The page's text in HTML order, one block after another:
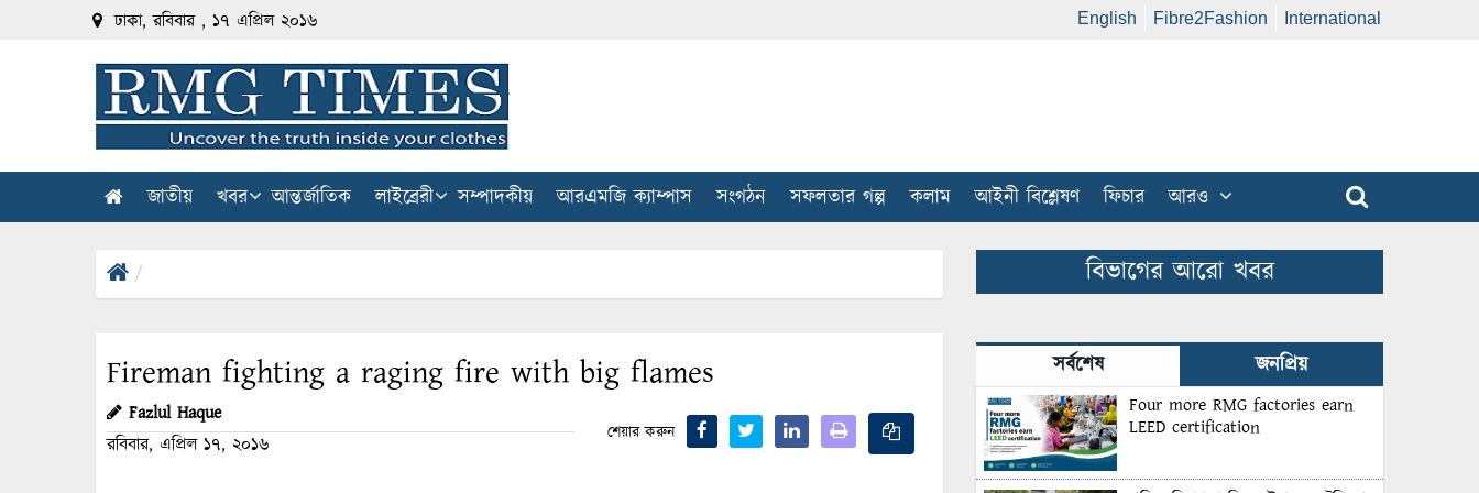
ঢাকা, রবিবার , ১৭ এপ্রিল ২০১৬ English Fibre2Fashion International
জাতীয় খবর আন্তর্জাতিক লাইব্রেরী সম্পাদকীয় আরএমজি ক্যাম্পাস সংগঠন সফলতার গল্প কলাম আইনী বিশ্লেষণ ফিচার আরও
Fireman fighting a raging fire with big flames
Fazlul Haque
রবিবার, এপ্রিল ১৭, ২০১৬
শেয়ার করুন
বিভাগের আরো খবর
সর্বশেষ জনপ্রিয়
Four more RMG factories earn
LEED certification